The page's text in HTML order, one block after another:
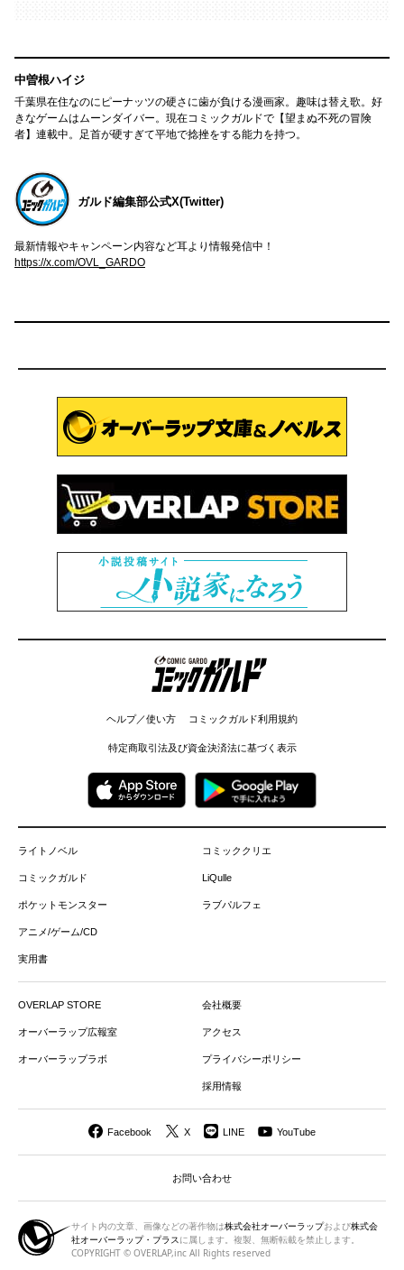
中曽根ハイジ
千葉県在住なのにピーナッツの硬さに歯が負ける漫画家。趣味は替え歌。好
きなゲームはムーンダイバー。現在コミックガルドで【望まぬ不死の冒険
者】連載中。足首が硬すぎて平地で捻挫をする能力を持つ。
ガルド編集部公式X(Twitter)
最新情報やキャンペーン内容など耳より情報発信中！
https://x.com/OVL_GARDO
コミックガルド
ヘルプ／使い方 コミックガルド利用規約
特定商取引法及び資金決済法に基づく表示
ライトノベル
コミックガルド
ポケットモンスター
アニメ/ゲーム/CD
実用書
コミッククリエ
LiQulle
ラブパルフェ
OVERLAP STORE
オーバーラップ広報室
オーバーラップラボ
会社概要
アクセス
プライバシーポリシー
採用情報
Facebook X LINE YouTube
お問い合わせ
サイト内の文章、画像などの著作物は株式会社オーバーラップおよび株式会
社オーバーラップ・プラス に属します。複製、無断転載を禁止します。
COPYRIGHT © OVERLAP,inc All Rights reserved